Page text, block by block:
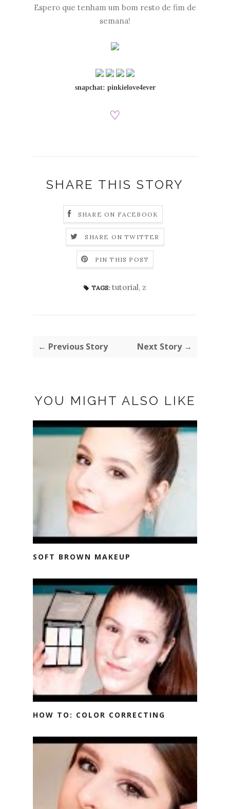
Espero que tenham um bom resto de fim de
semana!
snapchat: pinkielove4ever
♡
SHARE THIS STORY
SHARE ON FACEBOOK
SHARE ON TWITTER
PIN THIS POST
TAGS: tutorial, z
← Previous Story Next Story →
YOU MIGHT ALSO LIKE
SOFT BROWN MAKEUP
HOW TO: COLOR CORRECTING